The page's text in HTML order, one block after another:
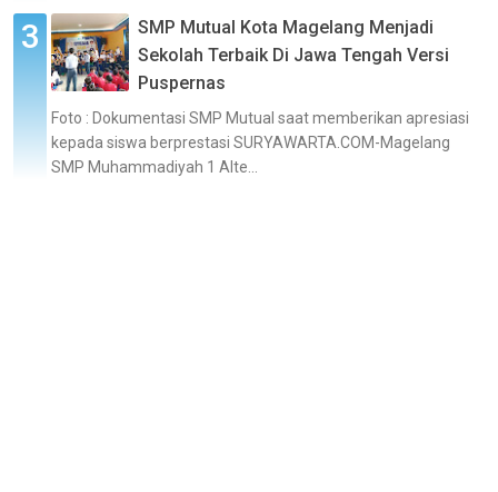
SMP Mutual Kota Magelang Menjadi
Sekolah Terbaik Di Jawa Tengah Versi
Puspernas
Foto : Dokumentasi SMP Mutual saat memberikan apresiasi
kepada siswa berprestasi SURYAWARTA.COM-Magelang
SMP Muhammadiyah 1 Alte...